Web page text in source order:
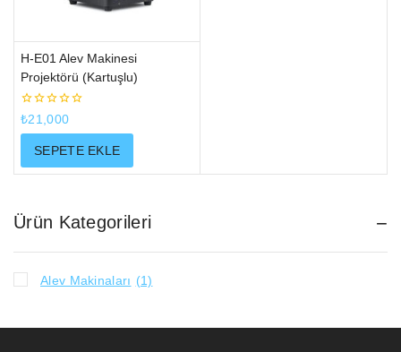
H-E01 Alev Makinesi
Projektörü (Kartuşlu)
0
₺21,000
SEPETE EKLE
Ürün Kategorileri
Alev Makinaları (1)